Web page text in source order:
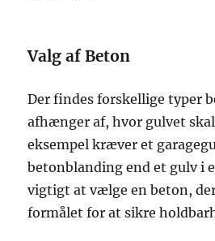
Valg af Beton
Der findes forskellige typer
afhænger af, hvor gulvet
eksempel kræver et
betonblanding end et gulv i
vigtigt at vælge en beton,
formålet for at sikre